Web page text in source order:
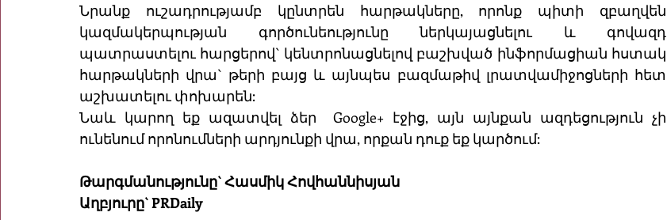
Նրանք ուշադրությամբ կընտրեն հարթակները, որոնք պիտի զբաղվեն
կազմակերպության գործունեությունը ներկայացնելու և գովազդ
պատրաստելու հարցերով` կենտրոնացնելով բաշխված ինֆորմացիան հստակ
հարթակների վրա` թերի բայց և այնպես բազմաթիվ լրատվամիջոցների հետ
աշխատելու փոխարեն:
Նաև կարող եք ազատվել ձեր  Google+ էջից, այն այնքան ազդեցություն չի
ունենում որոնումների արդյունքի վրա, որքան դուք եք կարծում:
Թարգմանությունը` Հասմիկ Հովհաննիսյան
Աղբյուրը` PRDaily